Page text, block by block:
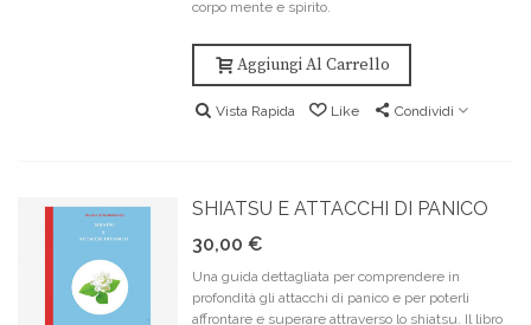
corpo mente e spirito.
Aggiungi Al Carrello
Vista Rapida Like Condividi
SHIATSU E ATTACCHI DI PANICO
30,00 €
Una guida dettagliata per comprendere in
profondità gli attacchi di panico e per poterli
affrontare e superare attraverso lo shiatsu. Il libro